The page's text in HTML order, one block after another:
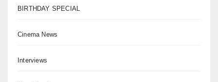
BIRTHDAY SPECIAL
Cinema News
Interviews